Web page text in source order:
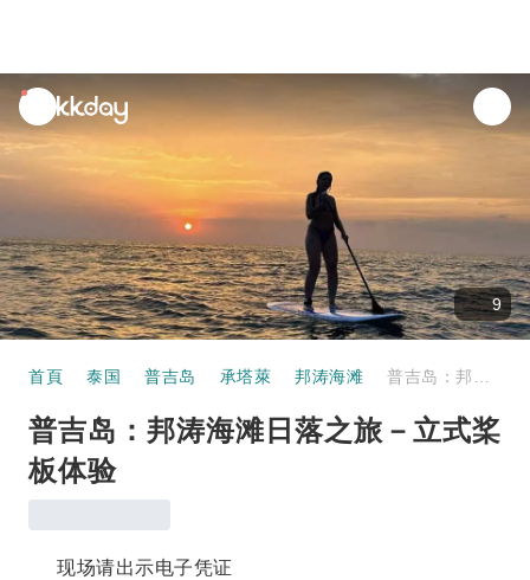
unread
notifications
9
首頁 泰国 普吉岛 承塔萊 邦涛海滩
普吉岛：邦涛海滩日落之旅－立式桨
板体验
现场请出示电子凭证